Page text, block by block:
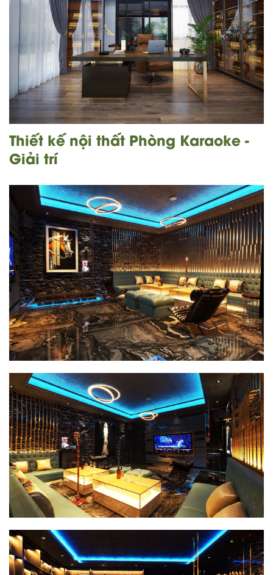
Thiết kế nội thất Phòng Karaoke -
Giải trí